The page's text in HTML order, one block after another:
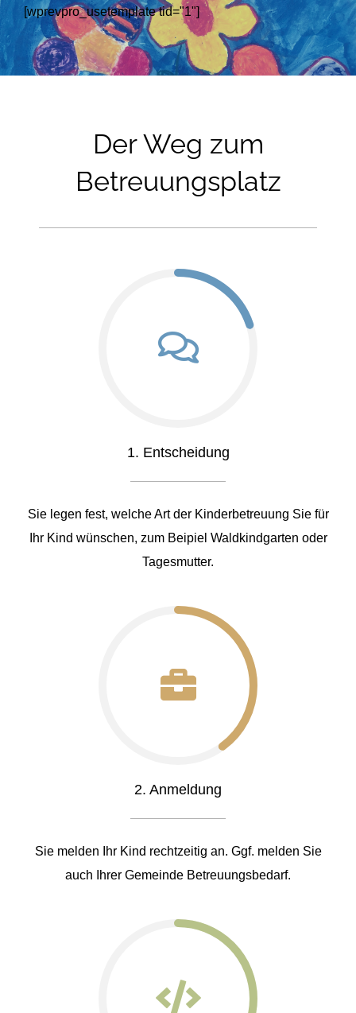
[wprevpro_usetemplate tid="1"]
Der Weg zum
Betreuungsplatz
1. Entscheidung
Sie legen fest, welche Art der Kinderbetreuung Sie für
Ihr Kind wünschen, zum Beipiel Waldkindgarten oder
Tagesmutter.
2. Anmeldung
Sie melden Ihr Kind rechtzeitig an. Ggf. melden Sie
auch Ihrer Gemeinde Betreuungsbedarf.